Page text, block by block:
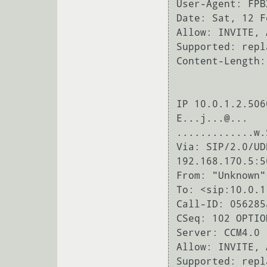
User-Agent:
Date: Sat, 12
Allow: INVITE,
Supported:
Content-
IP
E...j...@...
Via: SIP/2.0/
From:
To:
Call-ID:
CSeq: 102
Server: CCM4.0
Allow: INVITE,
Supported: